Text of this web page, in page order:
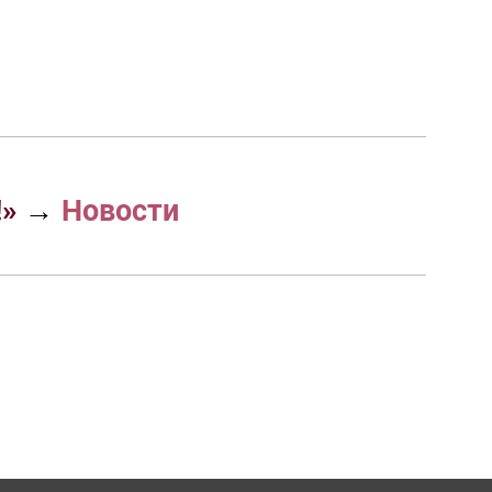
→ Новости